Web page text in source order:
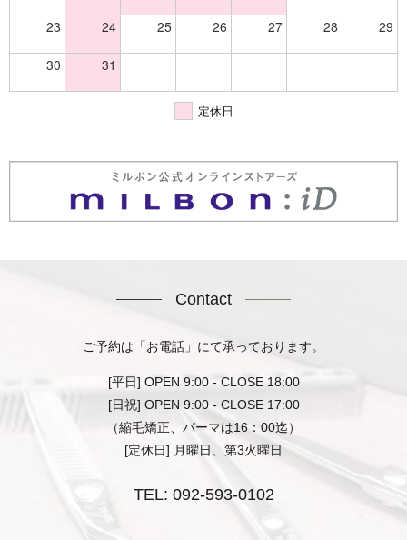
23 24 25 26 27 28 29
30 31
定休日
Contact
ご予約は「お電話」にて承っております。
[平日] OPEN 9:00 - CLOSE 18:00
[日祝] OPEN 9:00 - CLOSE 17:00
（縮毛矯正、パーマは16：00迄）
[定休日] 月曜日、第3火曜日
TEL: 092-593-0102